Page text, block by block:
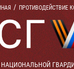
ПРОТИВОДЕЙСТВИЕ